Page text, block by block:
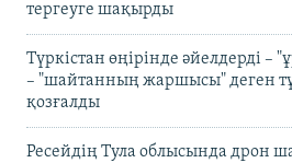
тергеуге шақырды
Түркістан өңірінде әйелдерді –
– "шайтанның жаршысы" деген
қозғалды
Ресейдің Тула облысында дрон